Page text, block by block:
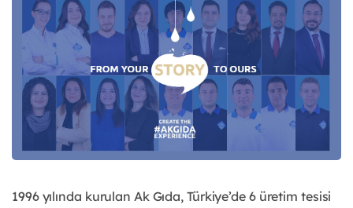
1996 yılında kurulan Ak Gıda, Türkiye’de 6 üretim tesisi